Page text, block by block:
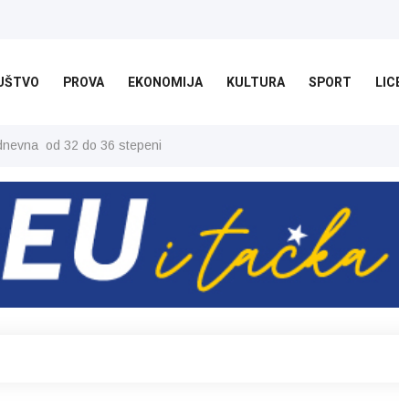
PROVA EKONOMIJA KULTURA SPORT
od 32 do 36 stepeni